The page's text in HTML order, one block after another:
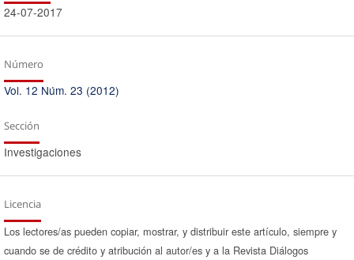
24-07-2017
Número
Vol. 12 Núm. 23 (2012)
Sección
Investigaciones
Licencia
Los lectores/as pueden copiar, mostrar, y distribuir este artículo, siempre y
cuando se de crédito y atribución al autor/es y a la Revista Diálogos